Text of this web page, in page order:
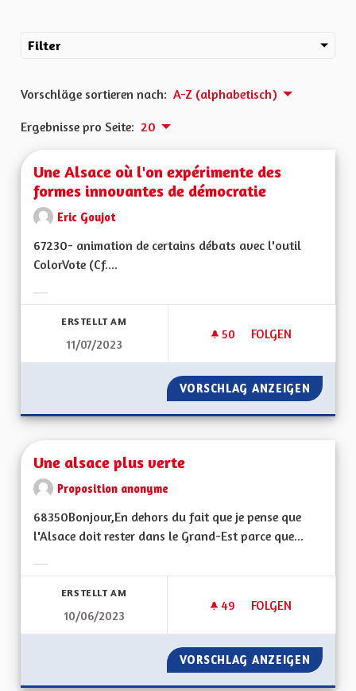
Filter
Vorschläge sortieren nach: A-Z (alphabetisch)
Ergebnisse pro Seite: 20
Une Alsace où l'on expérimente des
formes innovantes de démocratie
Eric Goujot
67230- animation de certains débats avec l'outil
ColorVote (Cf....
ERSTELLT AM
11/07/2023
50 50 FOLLOWER
FOLGEN
UNE ALSACE OÙ
VORSCHLAG ANZEIGEN UNE
Une alsace plus verte
Proposition anonyme
68350Bonjour,En dehors du fait que je pense que
l'Alsace doit rester dans le Grand-Est parce que...
ERSTELLT AM
10/06/2023
49 49 FOLLOWER
FOLGEN
UNE ALSACE PLUS
VORSCHLAG ANZEIGEN UNE